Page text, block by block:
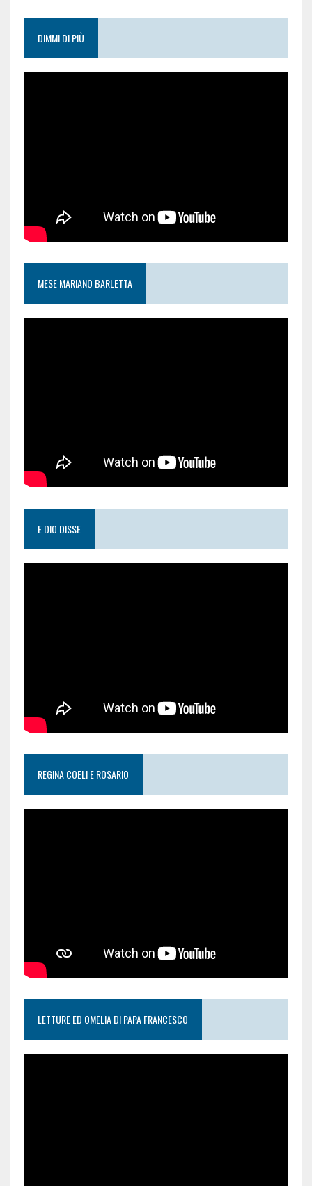
DIMMI DI PIÙ
MESE MARIANO BARLETTA
E DIO DISSE
REGINA COELI E ROSARIO
LETTURE ED OMELIA DI PAPA FRANCESCO